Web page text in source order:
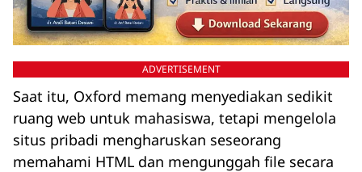
ADVERTISEMENT
Saat itu, Oxford memang menyediakan sedikit
ruang web untuk mahasiswa, tetapi mengelola
situs pribadi mengharuskan seseorang
memahami HTML dan mengunggah file secara